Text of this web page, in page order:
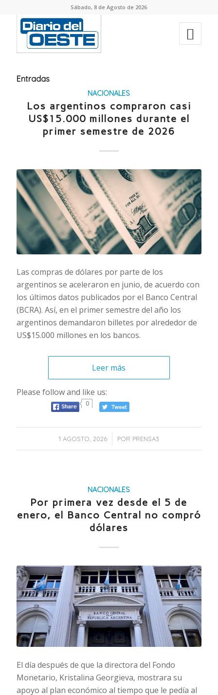
Sábado, 8 de Agosto de 2026
Entradas
NACIONALES
Los argentinos compraron casi
US$15.000 millones durante el
primer semestre de 2026
Las compras de dólares por parte de los
argentinos se aceleraron en junio, de acuerdo con
los últimos datos publicados por el Banco Central
(BCRA). Así, en el primer semestre del año los
argentinos demandaron billetes por alrededor de
US$15.000 millones en los bancos.
Leer más
Please follow and like us:
0
1 AGOSTO, 2026
/ POR PRENSA3
NACIONALES
Por primera vez desde el 5 de
enero, el Banco Central no compró
dólares
El día después de que la directora del Fondo
Monetario, Kristalina Georgieva, mostrara su
apoyo al plan económico al tiempo que le pedía al